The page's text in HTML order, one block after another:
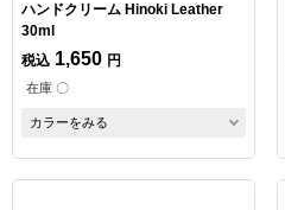
ハンドクリーム Hinoki Leather
30ml
税込 1,650 円
在庫 〇
カラーをみる